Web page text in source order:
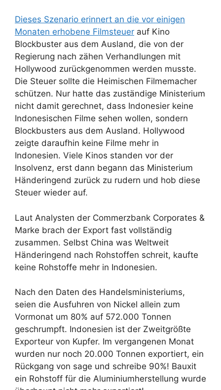
Dieses Szenario erinnert an die vor einigen
Monaten erhobene Filmsteuer auf Kino
Blockbuster aus dem Ausland, die von der
Regierung nach zähen Verhandlungen mit
Hollywood zurückgenommen werden musste.
Die Steuer sollte die Heimischen Filmemacher
schützen. Nur hatte das zuständige Ministerium
nicht damit gerechnet, dass Indonesier keine
Indonesischen Filme sehen wollen, sondern
Blockbusters aus dem Ausland. Hollywood
zeigte daraufhin keine Filme mehr in
Indonesien. Viele Kinos standen vor der
Insolvenz, erst dann begann das Ministerium
Händeringend zurück zu rudern und hob diese
Steuer wieder auf.
Laut Analysten der Commerzbank Corporates &
Marke brach der Export fast vollständig
zusammen. Selbst China was Weltweit
Händeringend nach Rohstoffen schreit, kaufte
keine Rohstoffe mehr in Indonesien.
Nach den Daten des Handelsministeriums,
seien die Ausfuhren von Nickel allein zum
Vormonat um 80% auf 572.000 Tonnen
geschrumpft. Indonesien ist der Zweitgrößte
Exporteur von Kupfer. Im vergangenen Monat
wurden nur noch 20.000 Tonnen exportiert, ein
Rückgang von sage und schreibe 90%! Bauxit
ein Rohstoff für die Aluminiumherstellung wurde